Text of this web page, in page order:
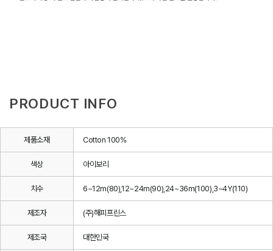
PRODUCT INFO
제품소재 Cotton 100%
색상 아이보리
치수 6~12m(80),12~24m(90),24~36m(100),3~4Y(110)
제조자 (주)해피프린스
제조국 대한민국